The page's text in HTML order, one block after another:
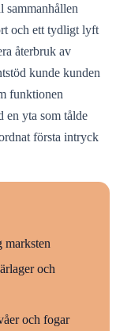
sammanhållen
och ett tydligt lyft
återbruk av
kunde kunden
funktionen
en yta som tålde
första intryck
marksten
och
och fogar